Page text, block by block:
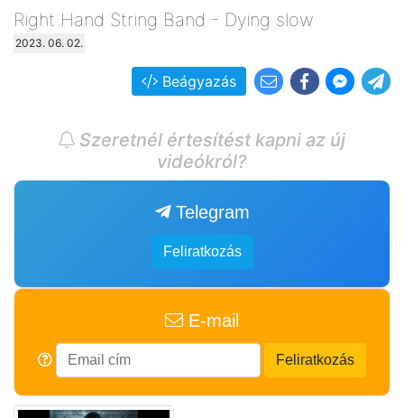
Right Hand String Band - Dying slow
2023. 06. 02.
Beágyazás
Szeretnél értesítést kapni az új
videókról?
Telegram
Feliratkozás
E-mail
Feliratkozás